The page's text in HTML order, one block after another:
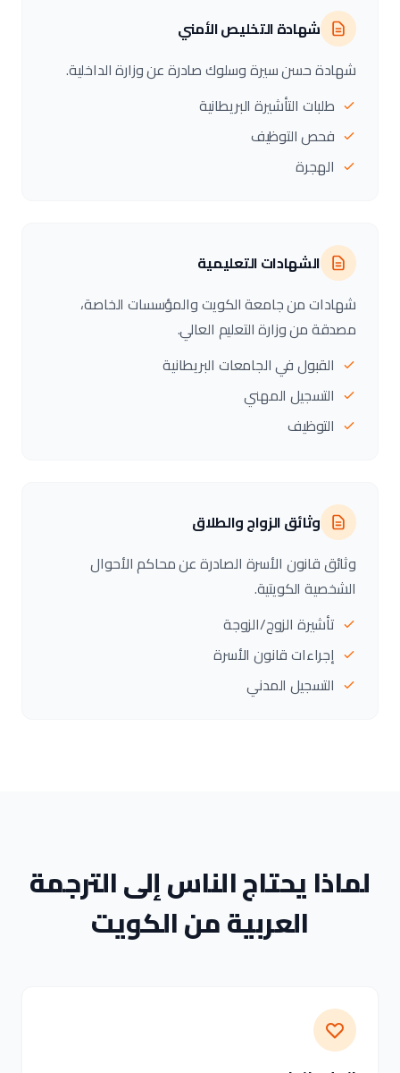
شهادة التخليص الأمني
شهادة حسن سيرة وسلوك صادرة عن وزارة الداخلية.
طلبات التأشيرة البريطانية
فحص التوظيف
الهجرة
الشهادات التعليمية
شهادات من جامعة الكويت والمؤسسات الخاصة،
مصدقة من وزارة التعليم العالي.
القبول في الجامعات البريطانية
التسجيل المهني
التوظيف
وثائق الزواج والطلاق
وثائق قانون الأسرة الصادرة عن محاكم الأحوال
الشخصية الكويتية.
تأشيرة الزوج/الزوجة
إجراءات قانون الأسرة
التسجيل المدني
لماذا يحتاج الناس إلى الترجمة
العربية من الكويت